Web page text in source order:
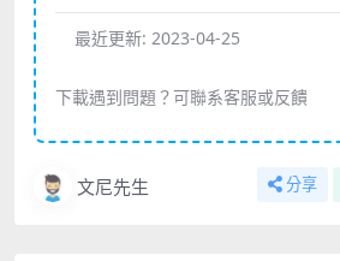
最近更新: 2023-04-25
下載遇到問題？可聯系客服或反饋
文尼先生 分享